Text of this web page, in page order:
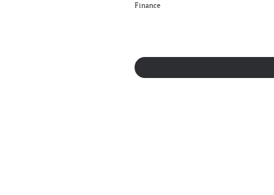
Finance